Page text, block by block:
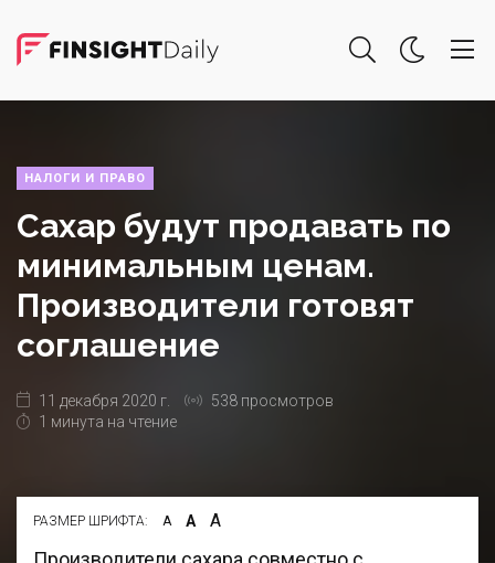
НАЛОГИ И ПРАВО
Сахар будут продавать по
минимальным ценам.
Производители готовят
соглашение
11 декабря 2020 г.
538 просмотров
1 минута на чтение
РАЗМЕР ШРИФТА: А А А